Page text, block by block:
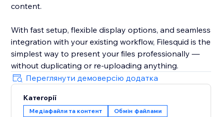
content.
With fast setup, flexible display options, and seamless
integration with your existing workflow, Filesquid is the
simplest way to present your files professionally —
without duplicating or re-uploading anything.
Переглянути демоверсію додатка
Категорії
Медіафайли та контент Обмін файлами